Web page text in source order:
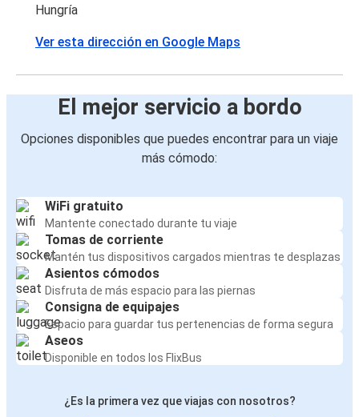
Hungría
Ver esta dirección en Google Maps
El mejor servicio a bordo
Opciones disponibles que puedes encontrar para un viaje
más cómodo:
WiFi gratuito
Mantente conectado durante tu viaje
Tomas de corriente
Mantén tus dispositivos cargados mientras te desplazas
Asientos cómodos
Disfruta de más espacio para las piernas
Consigna de equipajes
Espacio para guardar tus pertenencias de forma segura
Aseos
Disponible en todos los FlixBus
¿Es la primera vez que viajas con nosotros?